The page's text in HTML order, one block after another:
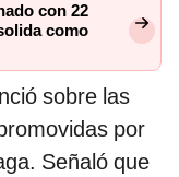
con 22
como
sobre las
por
Señaló que